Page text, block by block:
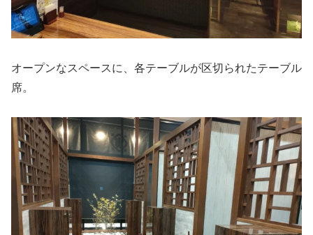
オープンなスペースに、各テーブルが区切られたテーブル
席。